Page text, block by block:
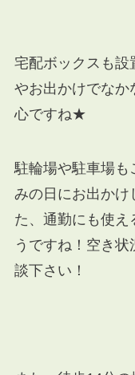
宅配ボックスも設
やお出かけでなか
心ですね★
駐輪場や駐車場も
みの日にお出かけ
た、通勤にも使え
うですね！空き
談下さい！